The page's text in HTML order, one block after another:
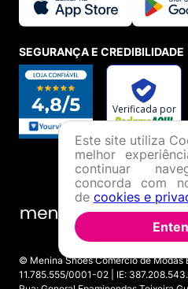
SEGURANÇA E CREDIBILIDADE
© Menina Shoes Comércio de Modas
11.785.555/0001-02 | IE:
Este site utiliza
melhor
continuar
concorda com
de cookies e